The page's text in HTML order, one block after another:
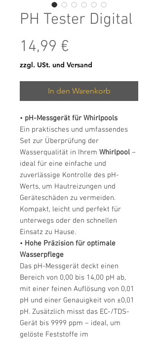
PH Tester Digital
14,99 €
zzgl. USt. und Versand
In den Warenkorb
• pH-Messgerät für Whirlpools
Ein praktisches und umfassendes
Set zur Überprüfung der
Wasserqualität in Ihrem Whirlpool –
ideal für eine einfache und
zuverlässige Kontrolle des pH-
Werts, um Hautreizungen und
Geräteschäden zu vermeiden.
Kompakt, leicht und perfekt für
unterwegs oder den schnellen
Einsatz zu Hause.
• Hohe Präzision für optimale
Wasserpflege
Das pH-Messgerät deckt einen
Bereich von 0,00 bis 14,00 pH ab,
mit einer feinen Auflösung von 0,01
pH und einer Genauigkeit von ±0,01
pH. Zusätzlich misst das EC-/TDS-
Gerät bis 9999 ppm – ideal, um
gelöste Feststoffe im